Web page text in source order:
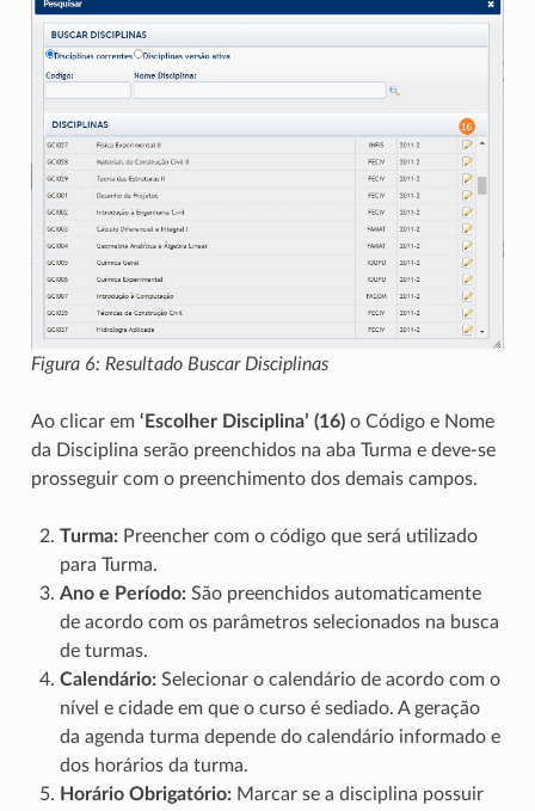
Figura 6: Resultado Buscar Disciplinas
Ao clicar em ‘Escolher Disciplina’ (16)o Código e Nome
da Disciplina serão preenchidos na aba Turma e deve-se
prosseguir com o preenchimento dos demais campos.
Turma:Preencher com o código que será utilizado
para Turma.
Ano e Período:São preenchidos automaticamente
de acordo com os parâmetros selecionados na busca
de turmas.
Calendário:Selecionar o calendário de acordo com o
nível e cidade em que o curso é sediado. A geração
da agenda turma depende do calendário informado e
dos horários da turma.
Horário Obrigatório:Marcar se a disciplina possuir